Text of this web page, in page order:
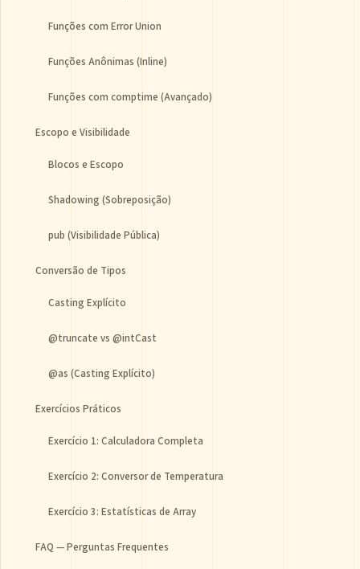
Funções com Error Union
Funções Anônimas (Inline)
Funções com comptime (Avançado)
Escopo e Visibilidade
Blocos e Escopo
Shadowing (Sobreposição)
pub (Visibilidade Pública)
Conversão de Tipos
Casting Explícito
@truncate vs @intCast
@as (Casting Explícito)
Exercícios Práticos
Exercício 1: Calculadora Completa
Exercício 2: Conversor de Temperatura
Exercício 3: Estatísticas de Array
FAQ — Perguntas Frequentes